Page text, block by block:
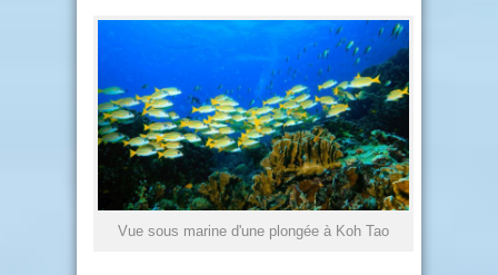
Vue sous marine d'une plongée à Koh Tao